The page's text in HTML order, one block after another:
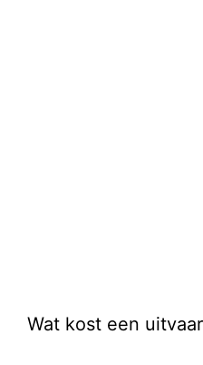
Wat kost een